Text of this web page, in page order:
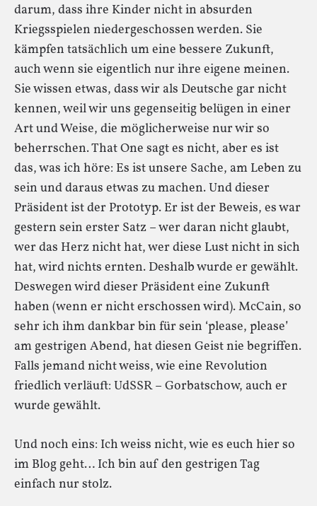
darum, dass ihre Kinder nicht in absurden
Kriegsspielen niedergeschossen werden. Sie
kämpfen tatsächlich um eine bessere Zukunft,
auch wenn sie eigentlich nur ihre eigene meinen.
Sie wissen etwas, dass wir als Deutsche gar nicht
kennen, weil wir uns gegenseitig belügen in einer
Art und Weise, die möglicherweise nur wir so
beherrschen. That One sagt es nicht, aber es ist
das, was ich höre: Es ist unsere Sache, am Leben zu
sein und daraus etwas zu machen. Und dieser
Präsident ist der Prototyp. Er ist der Beweis, es war
gestern sein erster Satz – wer daran nicht glaubt,
wer das Herz nicht hat, wer diese Lust nicht in sich
hat, wird nichts ernten. Deshalb wurde er gewählt.
Deswegen wird dieser Präsident eine Zukunft
haben (wenn er nicht erschossen wird). McCain, so
sehr ich ihm dankbar bin für sein ‘please, please’
am gestrigen Abend, hat diesen Geist nie begriffen.
Falls jemand nicht weiss, wie eine Revolution
friedlich verläuft: UdSSR – Gorbatschow, auch er
wurde gewählt.
Und noch eins: Ich weiss nicht, wie es euch hier so
im Blog geht… Ich bin auf den gestrigen Tag
einfach nur stolz.